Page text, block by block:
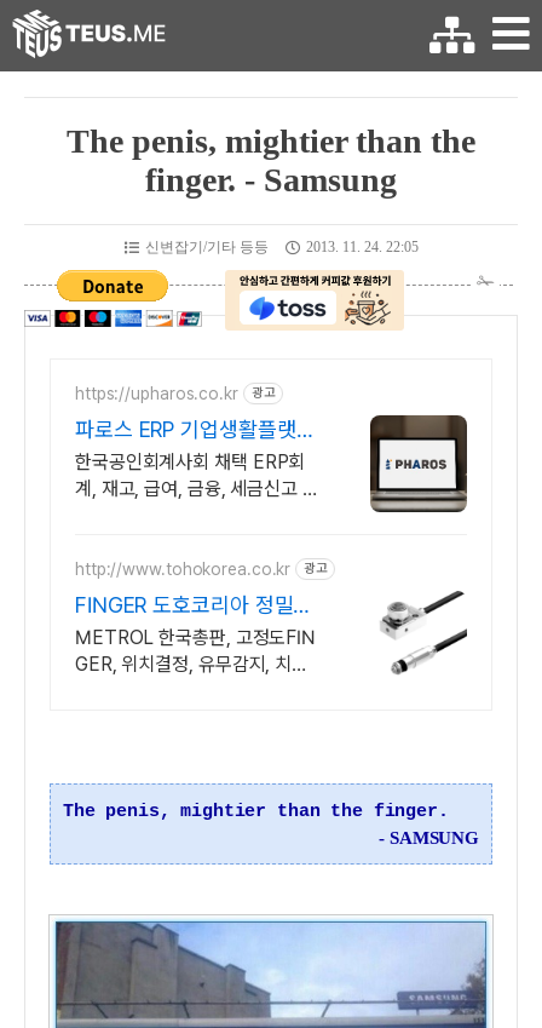
The penis, mightier than the
finger. - Samsung
신변잡기/기타 등등 2013. 11. 24. 22:05
https://upharos.co.kr 광고
파로스 ERP 기업생활플랫폼
한국공인회계사회 채택 ERP
한국공인회계사회 채택 ERP회
계, 재고, 급여, 금융, 세금신고 모
http://www.tohokorea.co.kr 광고
FINGER 도호코리아 정밀도
미크론단위의 정밀센서
METROL 한국총판, 고정도FIN
GER, 위치결정, 유무감지, 치수
The penis, mightier than the finger.
- SAMSUNG